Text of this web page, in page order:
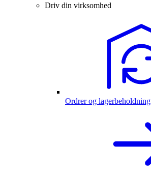
Driv din virksomhed
Ordrer og lagerbeholdning